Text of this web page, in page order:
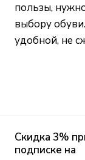
пользы,
выбору
удобной, не
Скидка 3%
подписке на